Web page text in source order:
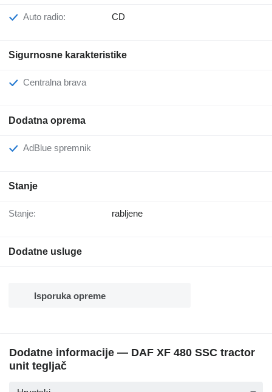
Auto radio: CD
Sigurnosne karakteristike
Centralna brava
Dodatna oprema
AdBlue spremnik
Stanje
Stanje: rabljene
Dodatne usluge
Isporuka opreme
Dodatne informacije — DAF XF 480 SSC tractor
unit tegljač